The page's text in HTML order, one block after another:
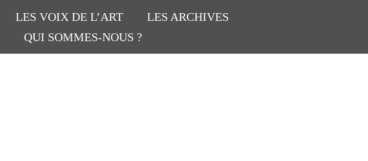
LES VOIX DE L’ART
LES ARCHIVES
QUI SOMMES-NOUS ?